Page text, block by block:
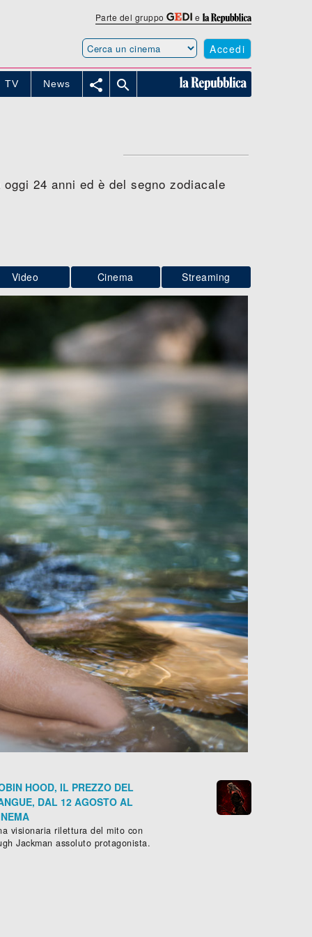
Parte del gruppo e
Accedi
TV News  
24 anni ed è del segno zodiacale
Video Cinema Streaming
HOOD, IL PREZZO DEL
DAL 12 AGOSTO AL
visionaria rilettura del mito con
Jackman assoluto protagonista.